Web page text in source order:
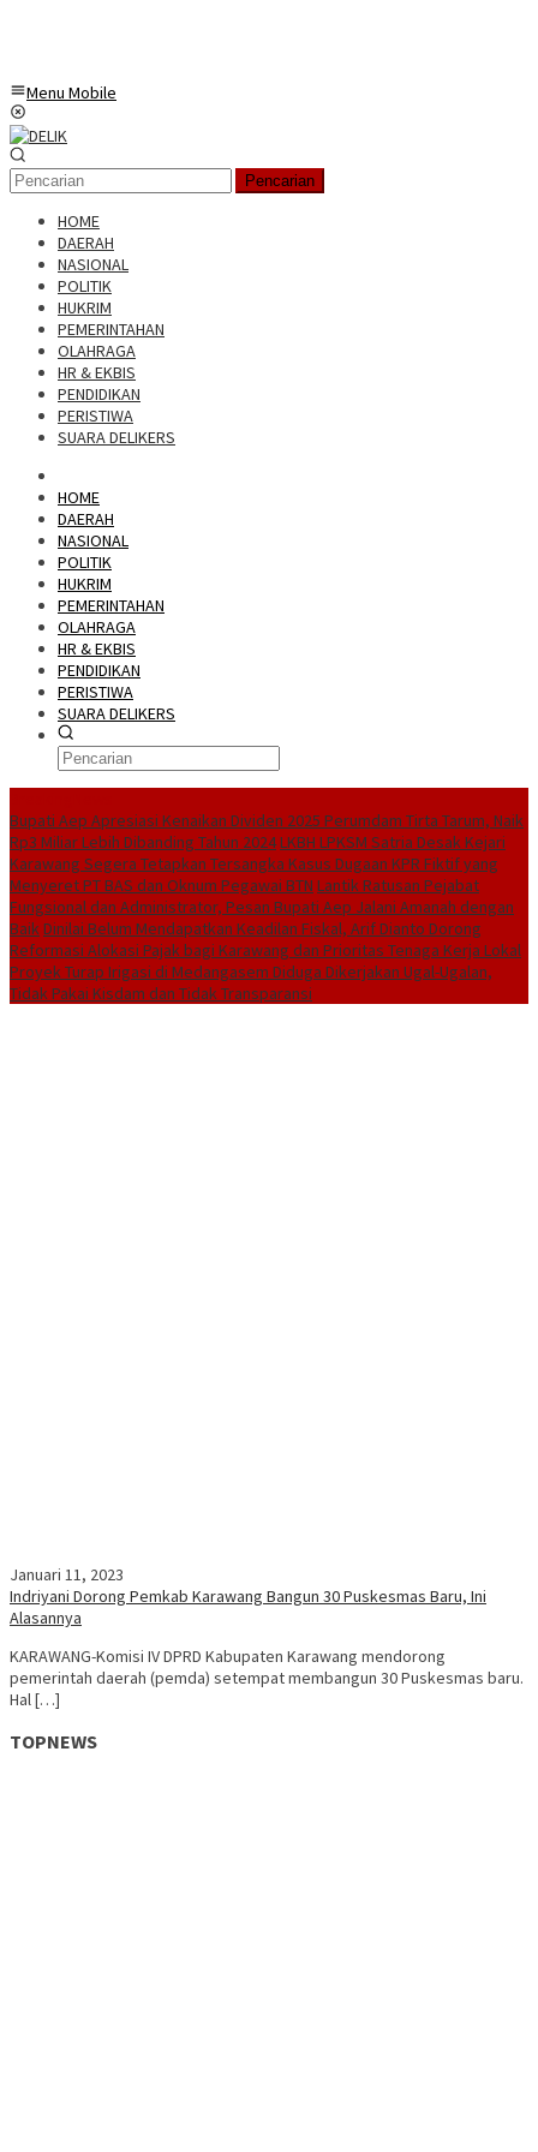
Menu Mobile
Pencarian
HOME
DAERAH
NASIONAL
POLITIK
HUKRIM
PEMERINTAHAN
OLAHRAGA
HR & EKBIS
PENDIDIKAN
PERISTIWA
SUARA DELIKERS
HOME
DAERAH
NASIONAL
POLITIK
HUKRIM
PEMERINTAHAN
OLAHRAGA
HR & EKBIS
PENDIDIKAN
PERISTIWA
SUARA DELIKERS
Bupati Aep Apresiasi Kenaikan Dividen 2025 Perumdam Tirta Tarum, Naik
Rp3 Miliar Lebih Dibanding Tahun 2024LKBH LPKSM Satria Desak Kejari
Karawang Segera Tetapkan Tersangka Kasus Dugaan KPR Fiktif yang
Menyeret PT BAS dan Oknum Pegawai BTN Lantik Ratusan Pejabat
Fungsional dan Administrator, Pesan Bupati Aep Jalani Amanah dengan
BaikDinilai Belum Mendapatkan Keadilan Fiskal, Arif Dianto Dorong
Reformasi Alokasi Pajak bagi Karawang dan Prioritas Tenaga Kerja Lokal
Proyek Turap Irigasi di Medangasem Diduga Dikerjakan Ugal-Ugalan,
Tidak Pakai Kisdam dan Tidak Transparansi
Januari 11, 2023
Indriyani Dorong Pemkab Karawang Bangun 30 Puskesmas Baru, Ini
Alasannya
KARAWANG-Komisi IV DPRD Kabupaten Karawang mendorong
pemerintah daerah (pemda) setempat membangun 30 Puskesmas baru.
Hal […]
TOPNEWS